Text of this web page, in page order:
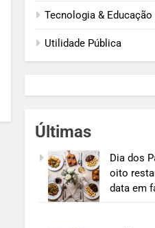
Tecnologia & Educação
Utilidade Pública
Últimas
Dia dos
oito
data em